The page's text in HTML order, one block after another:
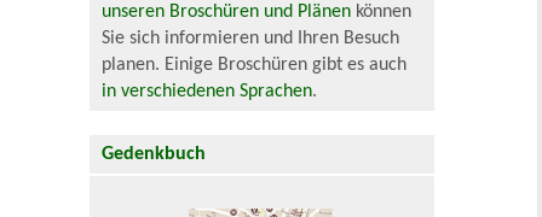
unseren Broschüren und Plänen können
Sie sich informieren und Ihren Besuch
planen. Einige Broschüren gibt es auch
in verschiedenen Sprachen.
Gedenkbuch